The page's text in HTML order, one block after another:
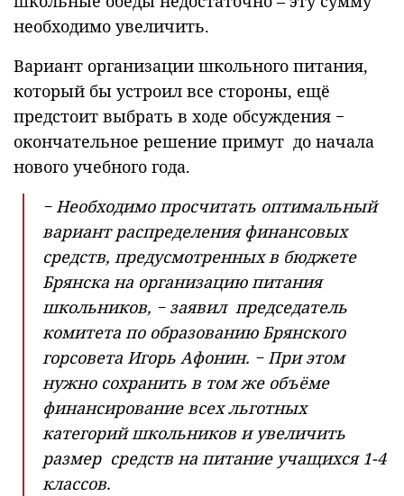
необходимо увеличить.
Вариант организации школьного питания,
который бы устроил все стороны, ещё
предстоит выбрать в ходе обсуждения −
окончательное решение примут до начала
нового учебного года.
− Необходимо просчитать оптимальный
вариант распределения финансовых
средств, предусмотренных в бюджете
Брянска на организацию питания
школьников, − заявил председатель
комитета по образованию Брянского
горсовета Игорь Афонин. − При этом
нужно сохранить в том же объёме
финансирование всех льготных
категорий школьников и увеличить
размер средств на питание учащихся 1-4
классов.